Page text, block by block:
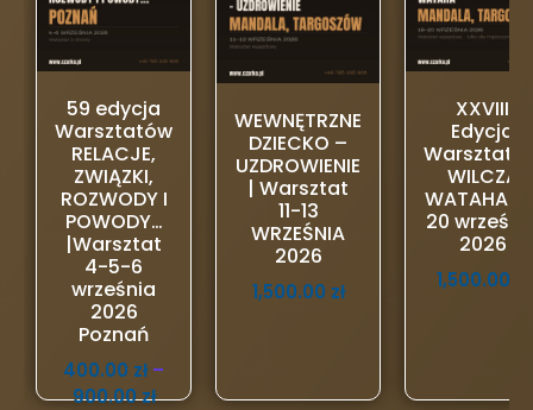
59 edycja
Warsztatów
RELACJE,
ZWIĄZKI,
ROZWODY I
POWODY…
|Warsztat
4-5-6
września
2026
Poznań
400.00 zł –
900.00zł
WEWNĘTRZNE
DZIECKO –
UZDROWIENIE
| Warsztat
11-13
WRZEŚNIA
2026
1,500.00 zł
XXVIII
Edycja
WILCZA
WATAHA
20
2026
1,500.00